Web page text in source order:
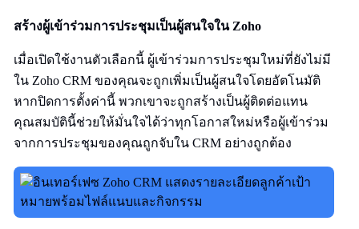
สร้างผู้เข้าร่วมการประชุมเป็นผู้สนใจใน Zoho
เมื่อเปิดใช้งานตัวเลือกนี้ ผู้เข้าร่วมการประชุมใหม่ที่ยังไม่มี
ใน Zoho CRM ของคุณจะถูกเพิ่มเป็นผู้สนใจโดยอัตโนมัติ
หากปิดการตั้งค่านี้ พวกเขาจะถูกสร้างเป็นผู้ติดต่อแทน
คุณสมบัตินี้ช่วยให้มั่นใจได้ว่าทุกโอกาสใหม่หรือผู้เข้าร่วม
จากการประชุมของคุณถูกจับใน CRM อย่างถูกต้อง